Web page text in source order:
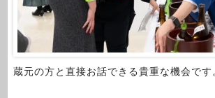
蔵元の方と直接お話できる貴重な機会です